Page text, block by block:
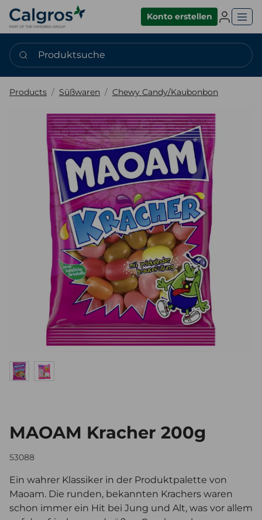
Konto erstellen
Produktsuche
Products Süßwaren Chewy Candy/Kaubonbon
MAOAM Kracher 200g
53088
Ein wahrer Klassiker in der Produktpalette von
Maoam. Die runden, bekannten Krachers waren
schon immer ein Hit bei Jung und Alt, was vor allem